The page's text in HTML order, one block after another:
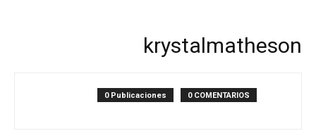
krystalmatheson
0 Publicaciones 0 COMENTARIOS